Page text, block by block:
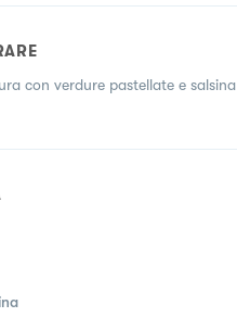
con verdure pastellate e salsina